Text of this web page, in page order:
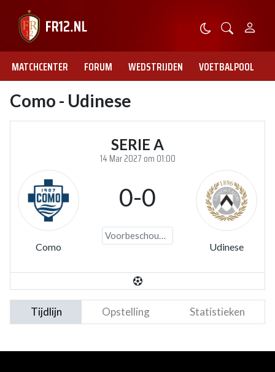
MATCHCENTER FORUM WEDSTRIJDEN VOETBALPOOL
Como - Udinese
SERIE A
14 Mar 2027 om 01:00
Como
0-0
Voorbeschouwing
Udinese
Tijdlijn Opstelling Statistieken